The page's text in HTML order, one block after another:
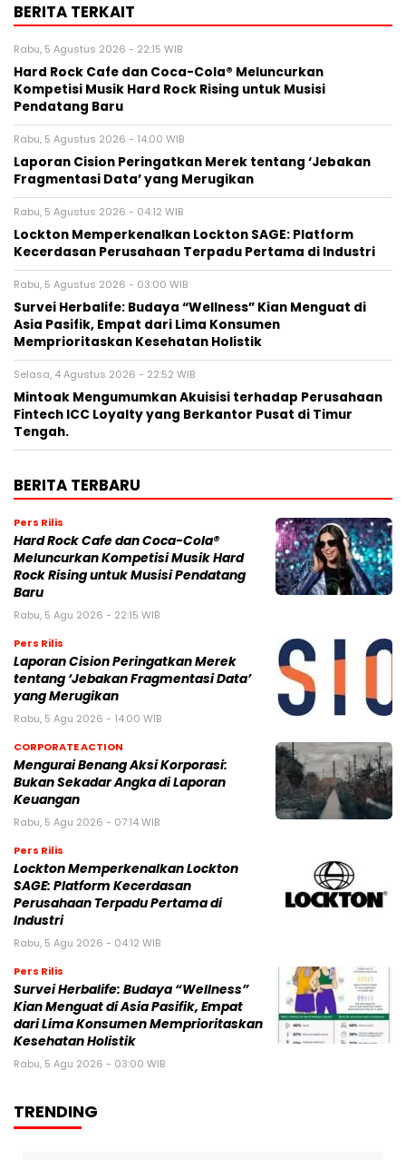
BERITA TERKAIT
Rabu, 5 Agustus 2026 - 22:15 WIB
Hard Rock Cafe dan Coca-Cola® Meluncurkan
Kompetisi Musik Hard Rock Rising untuk Musisi
Pendatang Baru
Rabu, 5 Agustus 2026 - 14:00 WIB
Laporan Cision Peringatkan Merek tentang ‘Jebakan
Fragmentasi Data’ yang Merugikan
Rabu, 5 Agustus 2026 - 04:12 WIB
Lockton Memperkenalkan Lockton SAGE: Platform
Kecerdasan Perusahaan Terpadu Pertama di Industri
Rabu, 5 Agustus 2026 - 03:00 WIB
Survei Herbalife: Budaya “Wellness” Kian Menguat di
Asia Pasifik, Empat dari Lima Konsumen
Memprioritaskan Kesehatan Holistik
Selasa, 4 Agustus 2026 - 22:52 WIB
Mintoak Mengumumkan Akuisisi terhadap Perusahaan
Fintech ICC Loyalty yang Berkantor Pusat di Timur
Tengah.
BERITA TERBARU
Pers Rilis
Hard Rock Cafe dan Coca-Cola®
Meluncurkan Kompetisi Musik Hard
Rock Rising untuk Musisi Pendatang
Baru
Rabu, 5 Agu 2026 - 22:15 WIB
Pers Rilis
Laporan Cision Peringatkan Merek
tentang ‘Jebakan Fragmentasi Data’
yang Merugikan
Rabu, 5 Agu 2026 - 14:00 WIB
CORPORATE ACTION
Mengurai Benang Aksi Korporasi:
Bukan Sekadar Angka di Laporan
Keuangan
Rabu, 5 Agu 2026 - 07:14 WIB
Pers Rilis
Lockton Memperkenalkan Lockton
SAGE: Platform Kecerdasan
Perusahaan Terpadu Pertama di
Industri
Rabu, 5 Agu 2026 - 04:12 WIB
Pers Rilis
Survei Herbalife: Budaya “Wellness”
Kian Menguat di Asia Pasifik, Empat
dari Lima Konsumen Memprioritaskan
Kesehatan Holistik
Rabu, 5 Agu 2026 - 03:00 WIB
TRENDING